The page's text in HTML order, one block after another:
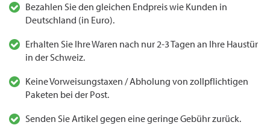
Bezahlen Sie den gleichen Endpreis wie Kunden in
Deutschland (in Euro).
Erhalten Sie Ihre Waren nach nur 2-3 Tagen an Ihre Haustür
in der Schweiz.
Keine Vorweisungstaxen / Abholung von zollpflichtigen
Paketen bei der Post.
Senden Sie Artikel gegen eine geringe Gebühr zurück.